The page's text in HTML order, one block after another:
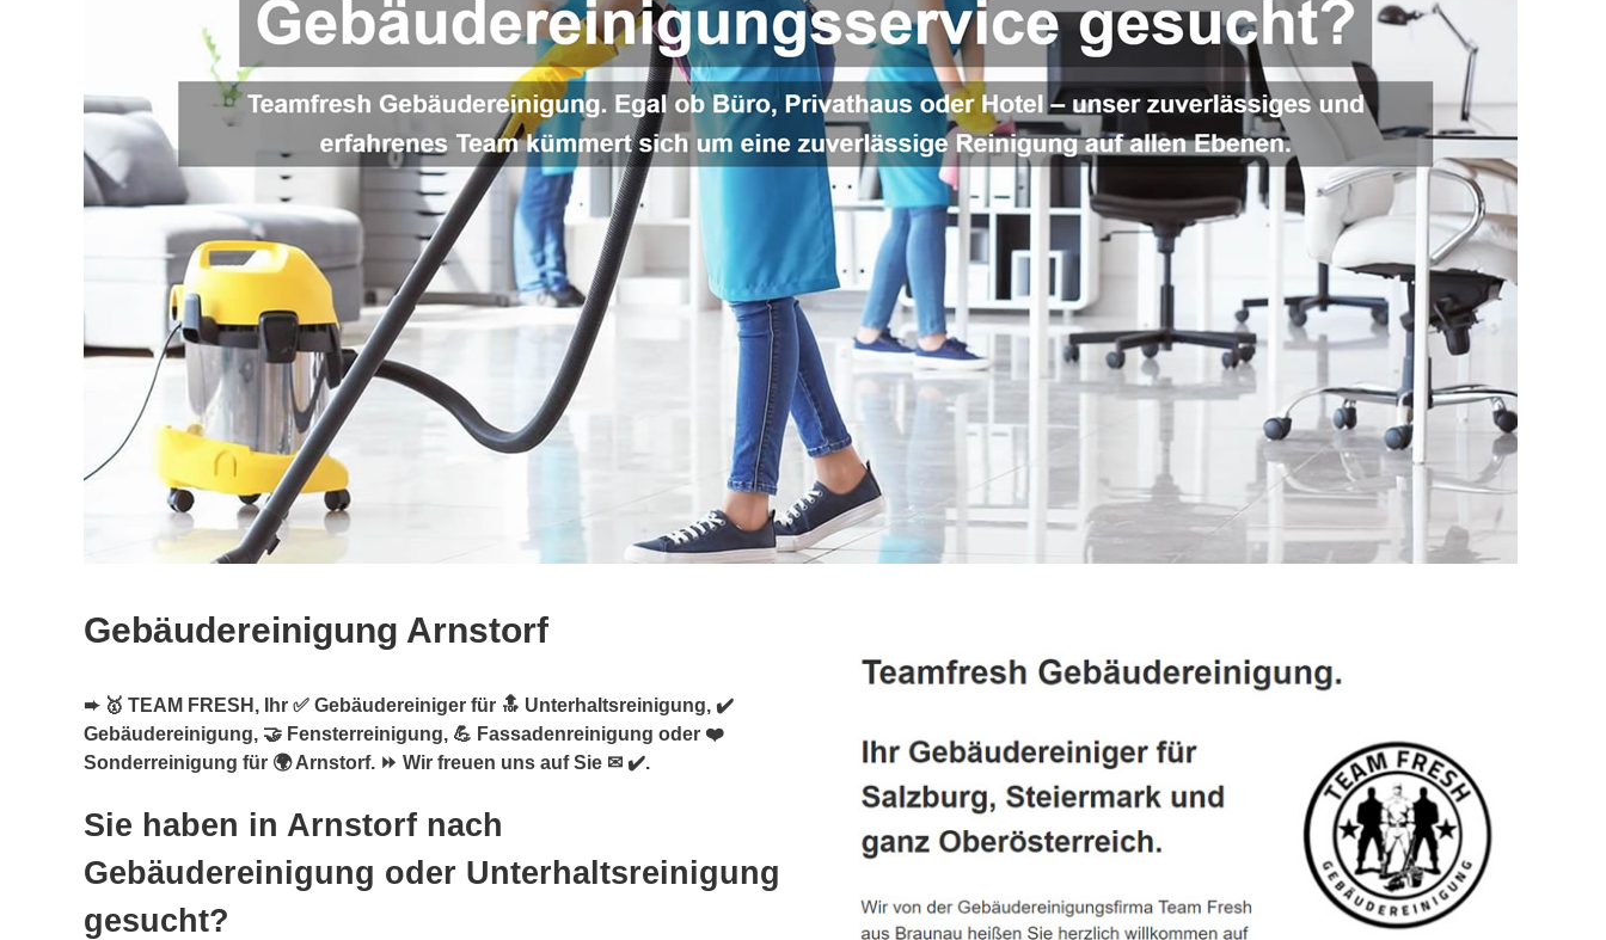
Gebäudereinigung Arnstorf
➨ 🥇 TEAM FRESH, Ihr ✅ Gebäudereiniger für 🔝 Unterhaltsreinigung, ✔️
Gebäudereinigung, 🤝 Fensterreinigung, 💪 Fassadenreinigung oder ❤️
Sonderreinigung für 🌍 Arnstorf. ⏩ Wir freuen uns auf Sie ✉ ✔️.
Sie haben in Arnstorf nach
Gebäudereinigung oder Unterhaltsreinigung
gesucht?